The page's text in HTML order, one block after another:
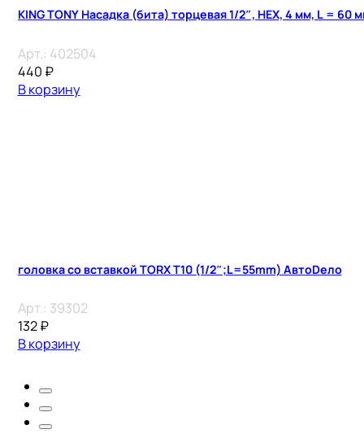
KING TONY Насадка (бита) торцевая 1/2″, HEX, 4 мм, L = 60
Арт.: 402504
440 ₽
В корзину
головка со вставкой TORX T10 (1/2″;L=55mm) АвтоDело
Арт.: 39302
132₽
В корзину